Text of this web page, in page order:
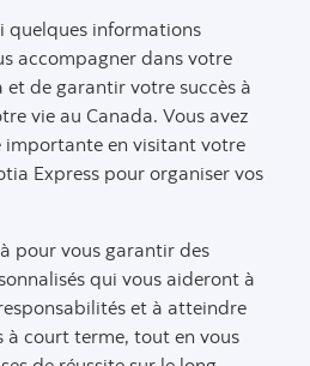
quelques informations
accompagner dans votre
de garantir votre succès à
vie au Canada. Vous avez
importante en visitant votre
Express pour organiser vos
pour vous garantir des
qui vous aideront à
et à atteindre
à court terme, tout en vous